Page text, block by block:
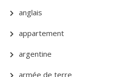
anglais
appartement
argentine
armée de terre